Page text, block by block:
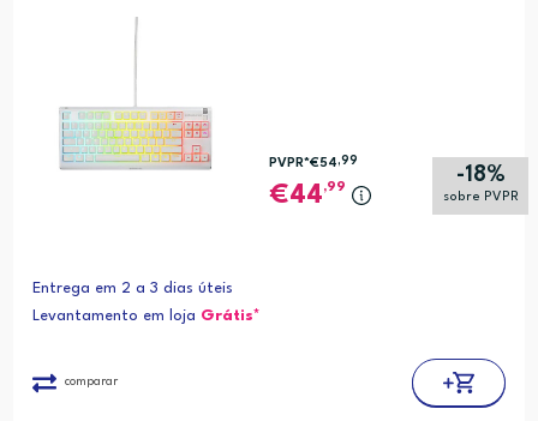
-18%
sobre PVPR
PVPR*€54 ,99
44,99
Entrega em 2 a 3 dias úteis
Levantamento em loja Grátis*
comparar